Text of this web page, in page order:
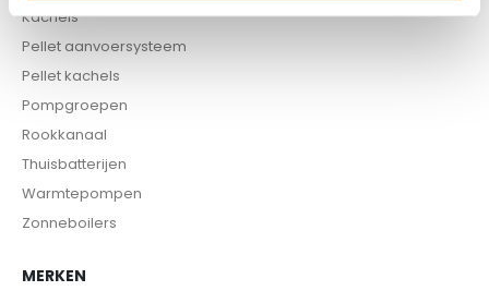
Kachels
Pellet aanvoersysteem
Pellet kachels
Pompgroepen
Rookkanaal
Thuisbatterijen
Warmtepompen
Zonneboilers
MERKEN